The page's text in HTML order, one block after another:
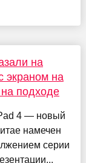
на
экраном на
подходе
4 — новый
намечен
серии